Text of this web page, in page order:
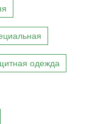
одежда